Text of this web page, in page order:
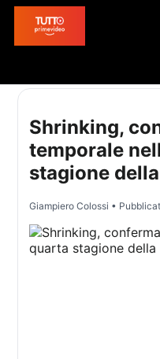
Shrinking,
temporale
stagione
Giampiero Colossi •